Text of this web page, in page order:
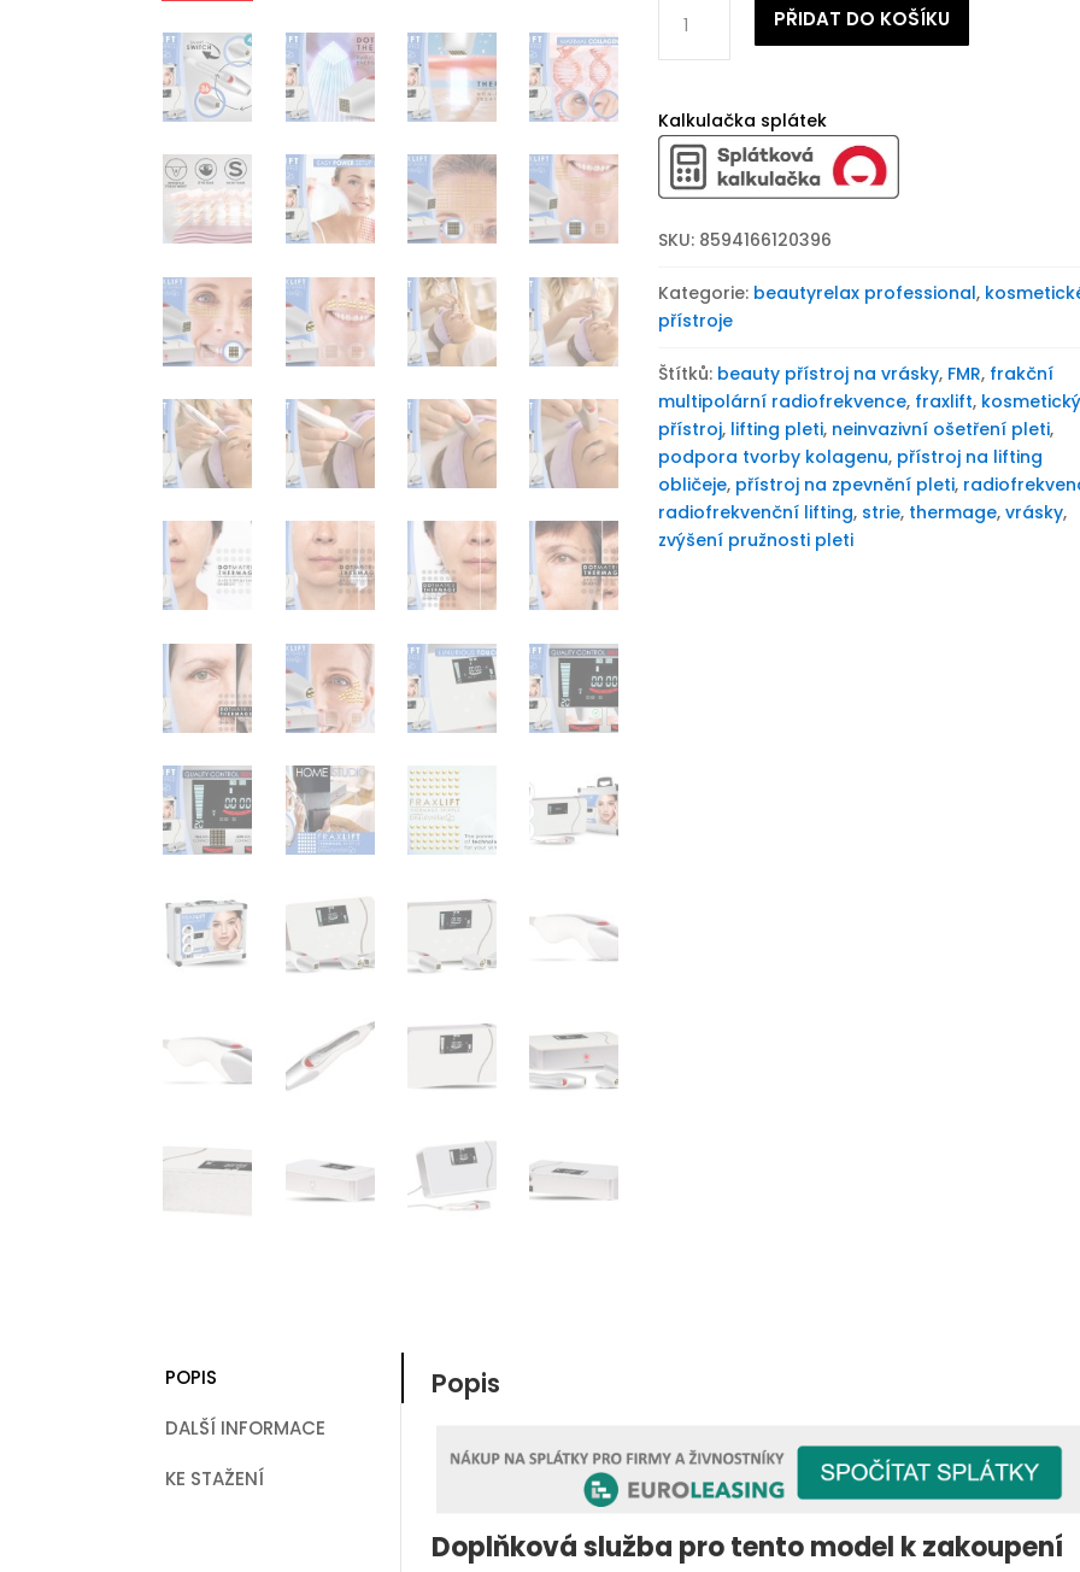
přístroj
pro
pleti
BeautyRelax
Fraxlift
Thermage
Attack
množství
PŘIDAT DO KOŠÍKU
Kalkulačka splátek
SKU: 8594166120396
Kategorie: beautyrelax professional,
přístroje
Štítků: beauty přístroj na vrásky, FMR, frakční
multipolární radiofrekvence, fraxlift, kosmetický
přístroj, lifting pleti, neinvazivní ošetření pleti,
podpora tvorby kolagenu, přístroj na lifting
obličeje, přístroj na zpevnění pleti,
radiofrekvenční lifting, strie, thermage,vrásky,
zvýšení pružnosti pleti
POPIS
DALŠÍ INFORMACE
KE STAŽENÍ
Popis
Doplňková služba pro tento model k zakoupení